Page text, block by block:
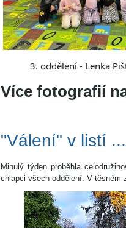
3. oddělení - Lenka
Více fotografií
"Válení" v listí
Minulý týden proběhla
chlapci všech oddělení. V